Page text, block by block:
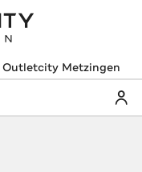
Outletcity Metzingen